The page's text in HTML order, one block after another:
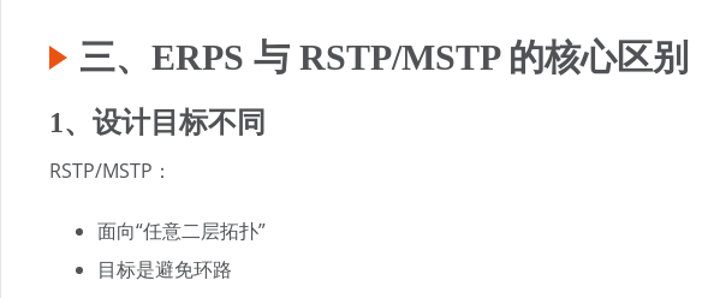
三、ERPS 与 RSTP/MSTP 的核心区别
1、设计目标不同
RSTP/MSTP：
面向“任意二层拓扑”
目标是避免环路